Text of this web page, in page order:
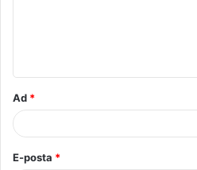
Ad *
E-posta *